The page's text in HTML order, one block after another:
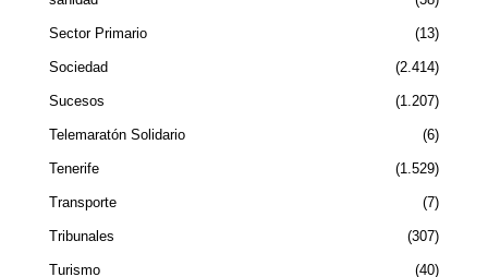
Sector Primario 13
Sociedad 2.414
Sucesos 1.207
Telemaratón Solidario 6
Tenerife 1.529
Transporte 7
Tribunales 307
Turismo 40